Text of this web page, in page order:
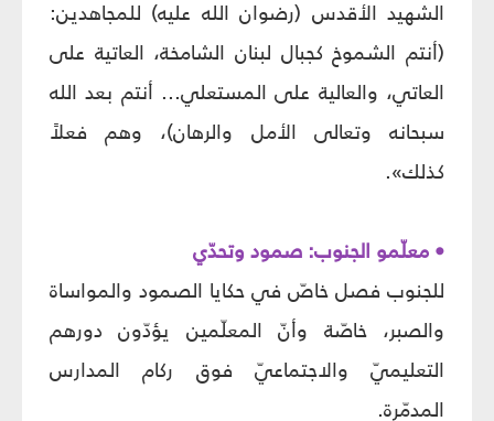
الشهيد الأقدس (رضوان الله عليه) للمجاهدين:
(أنتم الشموخ كجبال لبنان الشامخة، العاتية على
العاتي، والعالية على المستعلي... أنتم بعد الله
سبحانه وتعالى الأمل والرهان)، وهم فعلاً
كذلك».
• معلّمو الجنوب: صمود وتحدّي
للجنوب فصل خاصّ في حكايا الصمود والمواساة
والصبر، خاصّة وأنّ المعلّمين يؤدّون دورهم
التعليميّ والاجتماعيّ فوق ركام المدارس
المدمّرة.